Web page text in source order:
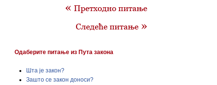
Одаберите питање из Пута закона
Шта је закон?
Зашто се закон доноси?